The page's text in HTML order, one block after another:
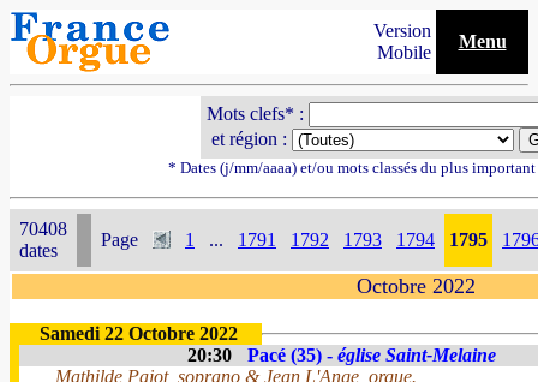
Version
Mobile
Menu
Mots clefs* :
et région :
* Dates (j/mm/aaaa) et/ou mots classés du plus
70408
dates
Page 1 ... 1791 1792 1793 1794 1795
Octobre 2022
Samedi 22 Octobre 2022
20:30
Pacé (35) - église Saint-Melaine
Mathilde Pajot, soprano & Jean L'Ange, orgue.